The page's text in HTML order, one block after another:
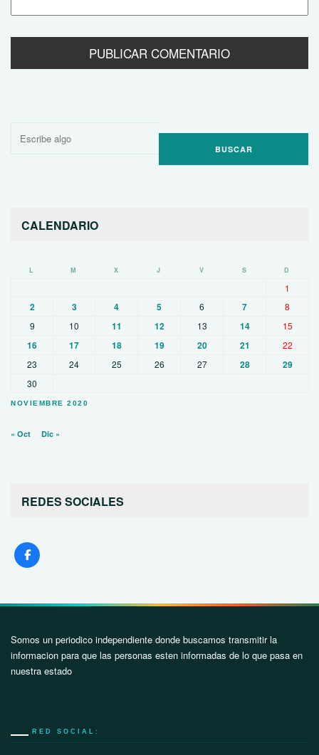
Buscar
CALENDARIO
NOVIEMBRE 2020
L M X J V S D
1
2 3 4 5 6 7
8
9
10 11 12 13 14 15
16 17 18 19 20 21
22
23
24 25 26 27 28 29
30
« Oct Dic »
REDES SOCIALES
Somos un periodico independiente donde buscamos transmitir la
informacion para que las personas esten informadas de lo que pasa en
nuestra estado
RED SOCIAL: